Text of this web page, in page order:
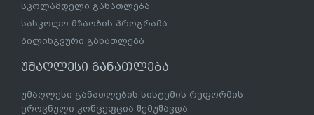
სკოლამდელი განათლება
სასკოლო მზაობის პროგრამა
ბილინგვური განათლება
უმაღლესი განათლება
უმაღლესი განათლების სისტემის რეფორმის
ეროვნული კონცეფცია შემუშავდა